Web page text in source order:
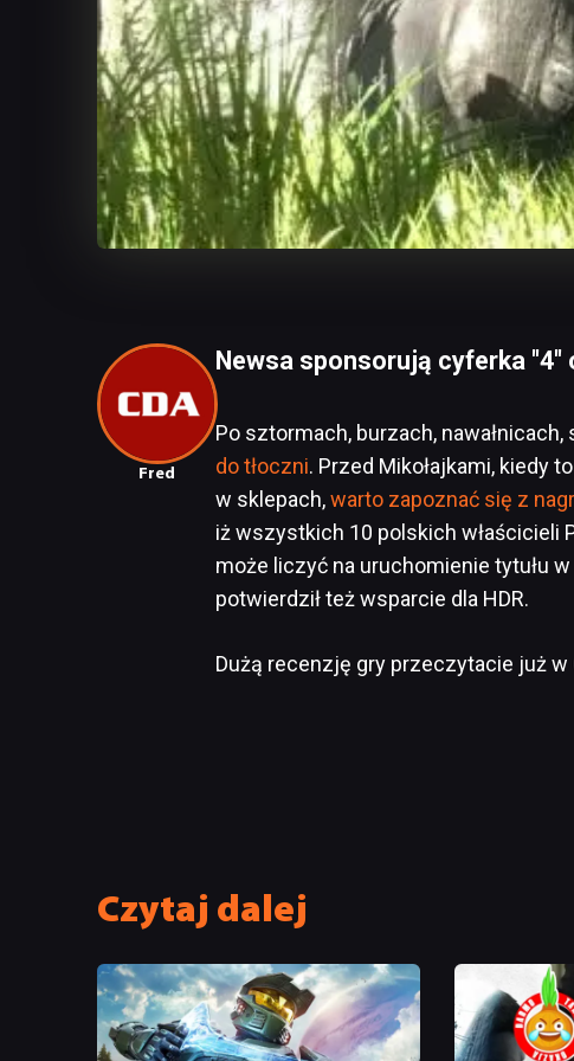
Fred
Newsa sponsorują cyferka "4"
Po sztormach, burzach, nawałnicach,
do tłoczni. Przed Mikołajkami, kiedy
w sklepach,warto zapoznać się z
iż wszystkich 10 polskich właścicieli
może liczyć na uruchomienie tytułu
potwierdził też wsparcie dla HDR.
Dużą recenzję gry przeczytacie już w
Czytaj dalej